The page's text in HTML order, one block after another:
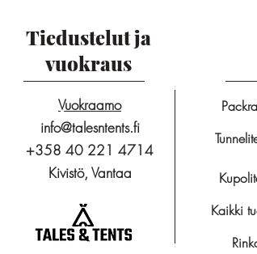
Tiedustelut ja
vuokraus
Vuokraamo
info@talesntents.fi
+358 40 221 4714
Kivistö, Vantaa
Kaikki